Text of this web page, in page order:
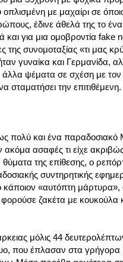
με μαχαίρι σε
έδινε άθελά της το
για μια ομοβροντία fake
της συνομοταξίας «τι μας
γυναίκα και Γερμανίδα,
ψέματα σε σχέση με
την επιτιθέμενη.
πολύ και ένα παραδοσιακό
ασαφές τι είχε
της επίθεσης, ο
συντηρητικής
«αυτόπτη μάρτυρα»,
ζακέτα με κουκούλα
μόλις 44
που έπλασαν στα γρήγορα